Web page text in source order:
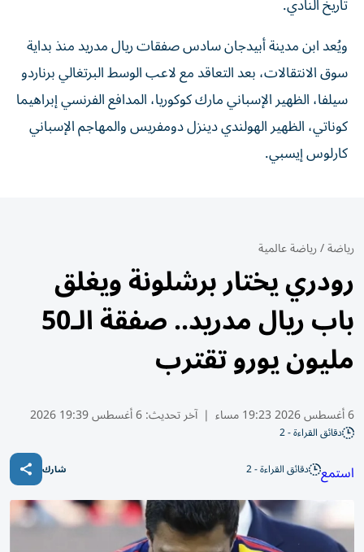
ويُعد ابن مدينة أبيدجان سادس صفقات ريال مدريد منذ بداية
سوق الانتقالات، بعد التعاقد مع لاعب الوسط البرتغالي برناردو
سيلفا، الظهير الإسباني مارك كوكوريا، المدافع الفرنسي إبراهيما
كوناتي، الظهير الهولندي دينزل دومفريس والمهاجم الإسباني
كارلوس إيسبي.
رياضة/رياضة عالمية
رودري يختار برشلونة ويغلق
باب ريال مدريد.. صفقة الـ50
مليون يورو تقترب
6 أغسطس 2026 19:23 مساء | آخر تحديث:6 أغسطس 19:39 2026
دقائق القراءة - 2
استمع دقائق القراءة - 2 شارك